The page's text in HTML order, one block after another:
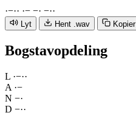
·−·· ·− −· −··
Lyt Hent .wav Kopier
Bogstavopdeling
L ·−··
A ·−
N −·
D −··